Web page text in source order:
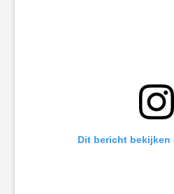
Dit bericht bekijken